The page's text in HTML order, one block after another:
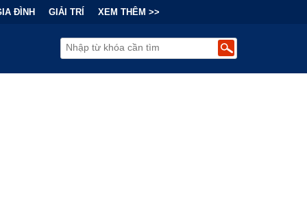
ĐÌNH GIẢI TRÍ XEM THÊM >>